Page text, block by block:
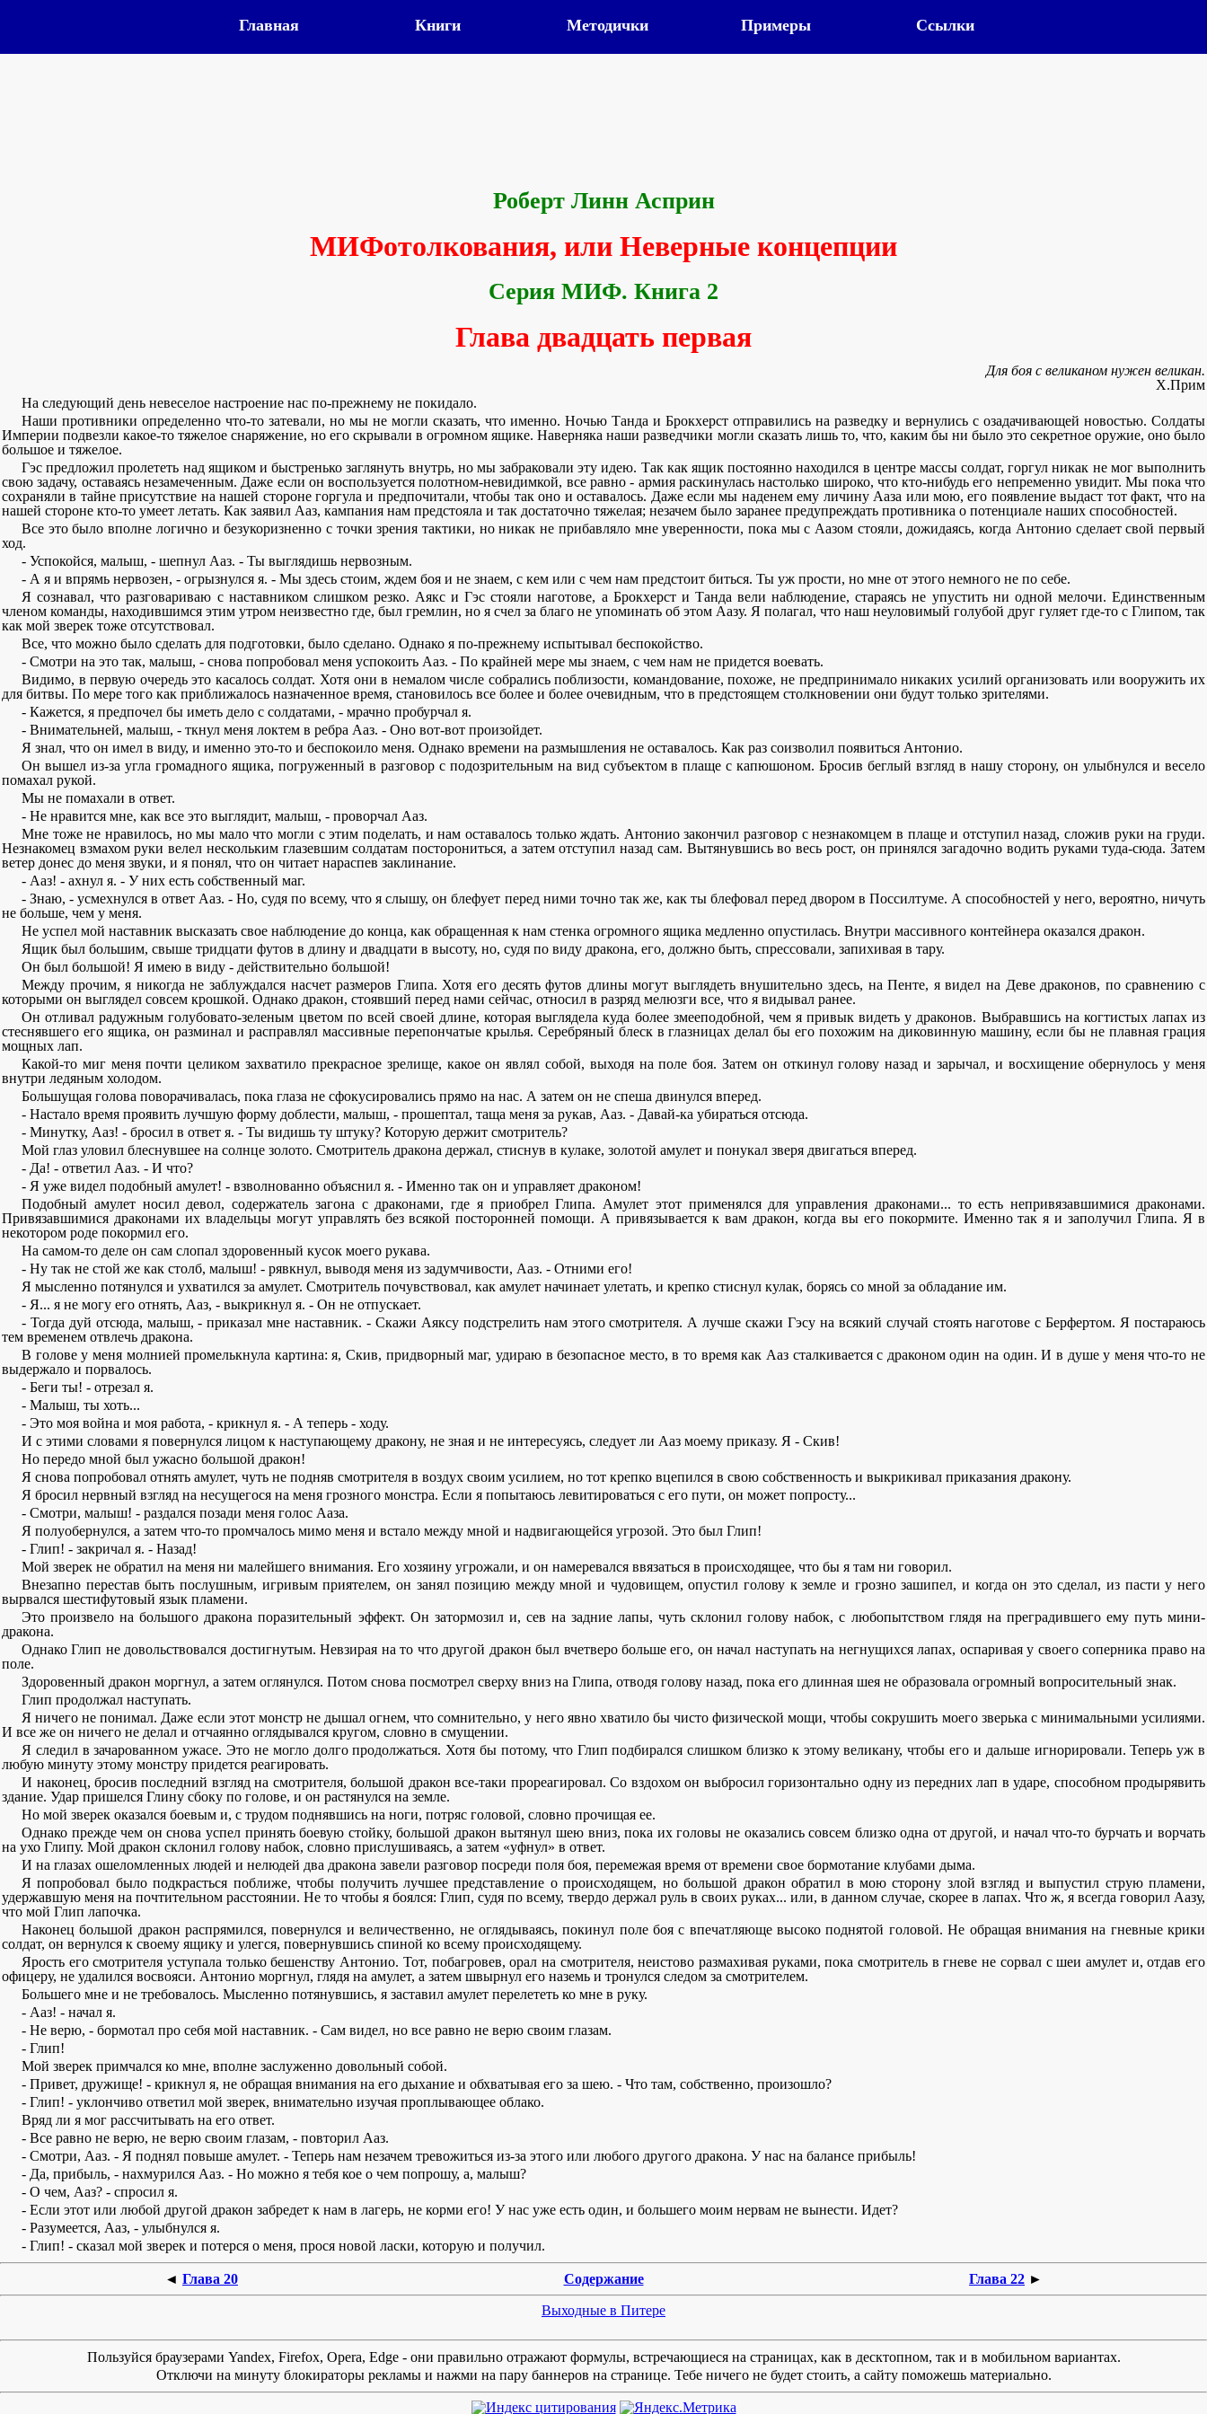
Главная Книги Методички Примеры Ссылки
Роберт Линн Асприн
МИФотолкования, или Неверные концепции
Серия МИФ. Книга 2
Глава двадцать первая
Для боя с великаном нужен великан.
Х.Прим
На следующий день невеселое настроение нас по-прежнему не покидало.
Наши противники определенно что-то затевали, но мы не могли сказать, что именно. Ночью Танда и Брокхерст отправились на разведку и вернулись с озадачивающей новостью. Солдаты
Империи подвезли какое-то тяжелое снаряжение, но его скрывали в огромном ящике. Наверняка наши разведчики могли сказать лишь то, что, каким бы ни было это секретное оружие, оно было
большое и тяжелое.
Гэс предложил пролететь над ящиком и быстренько заглянуть внутрь, но мы забраковали эту идею. Так как ящик постоянно находился в центре массы солдат, горгул никак не мог выполнить
свою задачу, оставаясь незамеченным. Даже если он воспользуется полотном-невидимкой, все равно - армия раскинулась настолько широко, что кто-нибудь его непременно увидит. Мы пока что
сохраняли в тайне присутствие на нашей стороне горгула и предпочитали, чтобы так оно и оставалось. Даже если мы наденем ему личину Ааза или мою, его появление выдаст тот факт, что на
нашей стороне кто-то умеет летать. Как заявил Ааз, кампания нам предстояла и так достаточно тяжелая; незачем было заранее предупреждать противника о потенциале наших способностей.
Все это было вполне логично и безукоризненно с точки зрения тактики, но никак не прибавляло мне уверенности, пока мы с Аазом стояли, дожидаясь, когда Антонио сделает свой первый
ход.
- Успокойся, малыш, - шепнул Ааз. - Ты выглядишь нервозным.
- А я и впрямь нервозен, - огрызнулся я. - Мы здесь стоим, ждем боя и не знаем, с кем или с чем нам предстоит биться. Ты уж прости, но мне от этого немного не по себе.
Я сознавал, что разговариваю с наставником слишком резко. Аякс и Гэс стояли наготове, а Брокхерст и Танда вели наблюдение, стараясь не упустить ни одной мелочи. Единственным
членом команды, находившимся этим утром неизвестно где, был гремлин, но я счел за благо не упоминать об этом Аазу. Я полагал, что наш неуловимый голубой друг гуляет где-то с Глипом, так
как мой зверек тоже отсутствовал.
Все, что можно было сделать для подготовки, было сделано. Однако я по-прежнему испытывал беспокойство.
- Смотри на это так, малыш, - снова попробовал меня успокоить Ааз. - По крайней мере мы знаем, с чем нам не придется воевать.
Видимо, в первую очередь это касалось солдат. Хотя они в немалом числе собрались поблизости, командование, похоже, не предпринимало никаких усилий организовать или вооружить их
для битвы. По мере того как приближалось назначенное время, становилось все более и более очевидным, что в предстоящем столкновении они будут только зрителями.
- Кажется, я предпочел бы иметь дело с солдатами, - мрачно пробурчал я.
- Внимательней, малыш, - ткнул меня локтем в ребра Ааз. - Оно вот-вот произойдет.
Я знал, что он имел в виду, и именно это-то и беспокоило меня. Однако времени на размышления не оставалось. Как раз соизволил появиться Антонио.
Он вышел из-за угла громадного ящика, погруженный в разговор с подозрительным на вид субъектом в плаще с капюшоном. Бросив беглый взгляд в нашу сторону, он улыбнулся и весело
помахал рукой.
Мы не помахали в ответ.
- Не нравится мне, как все это выглядит, малыш, - проворчал Ааз.
Мне тоже не нравилось, но мы мало что могли с этим поделать, и нам оставалось только ждать. Антонио закончил разговор с незнакомцем в плаще и отступил назад, сложив руки на груди.
Незнакомец взмахом руки велел нескольким глазевшим солдатам посторониться, а затем отступил назад сам. Вытянувшись во весь рост, он принялся загадочно водить руками туда-сюда. Затем
ветер донес до меня звуки, и я понял, что он читает нараспев заклинание.
- Ааз! - ахнул я. - У них есть собственный маг.
- Знаю, - усмехнулся в ответ Ааз. - Но, судя по всему, что я слышу, он блефует перед ними точно так же, как ты блефовал перед двором в Поссилтуме. А способностей у него, вероятно, ничуть
не больше, чем у меня.
Не успел мой наставник высказать свое наблюдение до конца, как обращенная к нам стенка огромного ящика медленно опустилась. Внутри массивного контейнера оказался дракон.
Ящик был большим, свыше тридцати футов в длину и двадцати в высоту, но, судя по виду дракона, его, должно быть, спрессовали, запихивая в тару.
Он был большой! Я имею в виду - действительно большой!
Между прочим, я никогда не заблуждался насчет размеров Глипа. Хотя его десять футов длины могут выглядеть внушительно здесь, на Пенте, я видел на Деве драконов, по сравнению с
которыми он выглядел совсем крошкой. Однако дракон, стоявший перед нами сейчас, относил в разряд мелюзги все, что я видывал ранее.
Он отливал радужным голубовато-зеленым цветом по всей своей длине, которая выглядела куда более змееподобной, чем я привык видеть у драконов. Выбравшись на когтистых лапах из
стеснявшего его ящика, он разминал и расправлял массивные перепончатые крылья. Серебряный блеск в глазницах делал бы его похожим на диковинную машину, если бы не плавная грация
мощных лап.
Какой-то миг меня почти целиком захватило прекрасное зрелище, какое он являл собой, выходя на поле боя. Затем он откинул голову назад и зарычал, и восхищение обернулось у меня
внутри ледяным холодом.
Большущая голова поворачивалась, пока глаза не сфокусировались прямо на нас. А затем он не спеша двинулся вперед.
- Настало время проявить лучшую форму доблести, малыш, - прошептал, таща меня за рукав, Ааз. - Давай-ка убираться отсюда.
- Минутку, Ааз! - бросил в ответ я. - Ты видишь ту штуку? Которую держит смотритель?
Мой глаз уловил блеснувшее на солнце золото. Смотритель дракона держал, стиснув в кулаке, золотой амулет и понукал зверя двигаться вперед.
- Да! - ответил Ааз. - И что?
- Я уже видел подобный амулет! - взволнованно объяснил я. - Именно так он и управляет драконом!
Подобный амулет носил девол, содержатель загона с драконами, где я приобрел Глипа. Амулет этот применялся для управления драконами... то есть непривязавшимися драконами.
Привязавшимися драконами их владельцы могут управлять без всякой посторонней помощи. А привязывается к вам дракон, когда вы его покормите. Именно так я и заполучил Глипа. Я в
некотором роде покормил его.
На самом-то деле он сам слопал здоровенный кусок моего рукава.
- Ну так не стой же как столб, малыш! - рявкнул, выводя меня из задумчивости, Ааз. - Отними его!
Я мысленно потянулся и ухватился за амулет. Смотритель почувствовал, как амулет начинает улетать, и крепко стиснул кулак, борясь со мной за обладание им.
- Я... я не могу его отнять, Ааз, - выкрикнул я. - Он не отпускает.
- Тогда дуй отсюда, малыш, - приказал мне наставник. - Скажи Аяксу подстрелить нам этого смотрителя. А лучше скажи Гэсу на всякий случай стоять наготове с Берфертом. Я постараюсь
тем временем отвлечь дракона.
В голове у меня молнией промелькнула картина: я, Скив, придворный маг, удираю в безопасное место, в то время как Ааз сталкивается с драконом один на один. И в душе у меня что-то не
выдержало и порвалось.
- Беги ты! - отрезал я.
- Малыш, ты хоть...
- Это моя война и моя работа, - крикнул я. - А теперь - ходу.
И с этими словами я повернулся лицом к наступающему дракону, не зная и не интересуясь, следует ли Ааз моему приказу. Я - Скив!
Но передо мной был ужасно большой дракон!
Я снова попробовал отнять амулет, чуть не подняв смотрителя в воздух своим усилием, но тот крепко вцепился в свою собственность и выкрикивал приказания дракону.
Я бросил нервный взгляд на несущегося на меня грозного монстра. Если я попытаюсь левитироваться с его пути, он может попросту...
- Смотри, малыш! - раздался позади меня голос Ааза.
Я полуобернулся, а затем что-то промчалось мимо меня и встало между мной и надвигающейся угрозой. Это был Глип!
- Глип! - закричал я. - Назад!
Мой зверек не обратил на меня ни малейшего внимания. Его хозяину угрожали, и он намеревался ввязаться в происходящее, что бы я там ни говорил.
Внезапно перестав быть послушным, игривым приятелем, он занял позицию между мной и чудовищем, опустил голову к земле и грозно зашипел, и когда он это сделал, из пасти у него
вырвался шестифутовый язык пламени.
Это произвело на большого дракона поразительный эффект. Он затормозил и, сев на задние лапы, чуть склонил голову набок, с любопытством глядя на преградившего ему путь мини-
дракона.
Однако Глип не довольствовался достигнутым. Невзирая на то что другой дракон был вчетверо больше его, он начал наступать на негнущихся лапах, оспаривая у своего соперника право на
поле.
Здоровенный дракон моргнул, а затем оглянулся. Потом снова посмотрел сверху вниз на Глипа, отводя голову назад, пока его длинная шея не образовала огромный вопросительный знак.
Глип продолжал наступать.
Я ничего не понимал. Даже если этот монстр не дышал огнем, что сомнительно, у него явно хватило бы чисто физической мощи, чтобы сокрушить моего зверька с минимальными усилиями.
И все же он ничего не делал и отчаянно оглядывался кругом, словно в смущении.
Я следил в зачарованном ужасе. Это не могло долго продолжаться. Хотя бы потому, что Глип подбирался слишком близко к этому великану, чтобы его и дальше игнорировали. Теперь уж в
любую минуту этому монстру придется реагировать.
И наконец, бросив последний взгляд на смотрителя, большой дракон все-таки прореагировал. Со вздохом он выбросил горизонтально одну из передних лап в ударе, способном продырявить
здание. Удар пришелся Глину сбоку по голове, и он растянулся на земле.
Но мой зверек оказался боевым и, с трудом поднявшись на ноги, потряс головой, словно прочищая ее.
Однако прежде чем он снова успел принять боевую стойку, большой дракон вытянул шею вниз, пока их головы не оказались совсем близко одна от другой, и начал что-то бурчать и ворчать
на ухо Глипу. Мой дракон склонил голову набок, словно прислушиваясь, а затем «уфнул» в ответ.
И на глазах ошеломленных людей и нелюдей два дракона завели разговор посреди поля боя, перемежая время от времени свое бормотание клубами дыма.
Я попробовал было подкрасться поближе, чтобы получить лучшее представление о происходящем, но большой дракон обратил в мою сторону злой взгляд и выпустил струю пламени,
удержавшую меня на почтительном расстоянии. Не то чтобы я боялся: Глип, судя по всему, твердо держал руль в своих руках... или, в данном случае, скорее в лапах. Что ж, я всегда говорил Аазу,
что мой Глип лапочка.
Наконец большой дракон распрямился, повернулся и величественно, не оглядываясь, покинул поле боя с впечатляюще высоко поднятой головой. Не обращая внимания на гневные крики
солдат, он вернулся к своему ящику и улегся, повернувшись спиной ко всему происходящему.
Ярость его смотрителя уступала только бешенству Антонио. Тот, побагровев, орал на смотрителя, неистово размахивая руками, пока смотритель в гневе не сорвал с шеи амулет и, отдав его
офицеру, не удалился восвояси. Антонио моргнул, глядя на амулет, а затем швырнул его наземь и тронулся следом за смотрителем.
Большего мне и не требовалось. Мысленно потянувшись, я заставил амулет перелететь ко мне в руку.
- Ааз! - начал я.
- Не верю, - бормотал про себя мой наставник. - Сам видел, но все равно не верю своим глазам.
- Глип!
Мой зверек примчался ко мне, вполне заслуженно довольный собой.
- Привет, дружище! - крикнул я, не обращая внимания на его дыхание и обхватывая его за шею. - Что там, собственно, произошло?
- Глип! - уклончиво ответил мой зверек, внимательно изучая проплывающее облако.
Вряд ли я мог рассчитывать на его ответ.
- Все равно не верю, не верю своим глазам, - повторил Ааз.
- Смотри, Ааз. - Я поднял повыше амулет. - Теперь нам незачем тревожиться из-за этого или любого другого дракона. У нас на балансе прибыль!
- Да, прибыль, - нахмурился Ааз. - Но можно я тебя кое о чем попрошу, а, малыш?
- О чем, Ааз? - спросил я.
- Если этот или любой другой дракон забредет к нам в лагерь, не корми его! У нас уже есть один, и большего моим нервам не вынести. Идет?
- Разумеется, Ааз, - улыбнулся я.
- Глип! - сказал мой зверек и потерся о меня, прося новой ласки, которую и получил.
◄ Глава 20 Содержание Глава 22 ►
Выходные в Питере
Пользуйся браузерами Yandex, Firefox, Opera, Edge - они правильно отражают формулы, встречающиеся на страницах, как в десктопном, так и в мобильном вариантах.
Отключи на минуту блокираторы рекламы и нажми на пару баннеров на странице. Тебе ничего не будет стоить, а сайту поможешь материально.